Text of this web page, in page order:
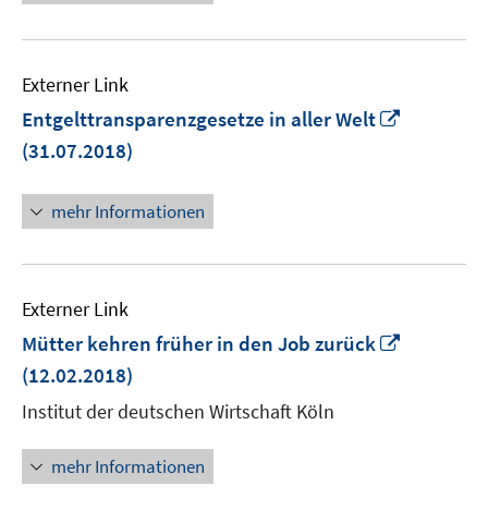
Externer Link
Entgelttransparenzgesetze in aller Welt
(31.07.2018)
mehr Informationen
Externer Link
Mütter kehren früher in den Job zurück
(12.02.2018)
Institut der deutschen Wirtschaft Köln
mehr Informationen